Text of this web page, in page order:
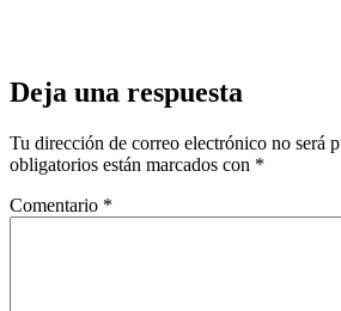
Deja una respuesta
Tu dirección de correo electrónico no será
obligatorios están marcados con *
Comentario *